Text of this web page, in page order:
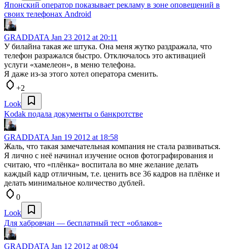
Японский оператор показывает рекламу в зоне оповещений в
своих телефонах Android
GRADDATA Jan 23 2012 at 20:11
У билайна такая же штука. Она меня жутко раздражала, что
телефон разражался быстро. Отключалось это активацией
услуги «хамелеон», в меню телефона.
Я даже из-за этого хотел оператора сменить.
+2
Look
Kodak подала документы о банкротстве
GRADDATA Jan 19 2012 at 18:58
Жаль, что такая замечательная компания не стала развиваться.
Я лично с неё начинал изучение основ фотографирования и
считаю, что «плёнка» воспитала во мне желание делать
каждый кадр отличным, т.е. ценить все 36 кадров на плёнке и
делать минимальное количество дублей.
0
Look
Для хабровчан — бесплатный тест «облаков»
GRADDATA Jan 12 2012 at 08:04